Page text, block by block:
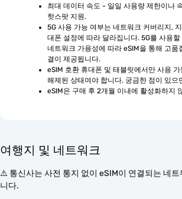
최대 데이터 속도 - 일일 사용량 제한이나
핫스팟 지원.
5G 사용 가능 여부는 네트워크 커버리지,
대폰 설정에 따라 달라집니다. 5G를 사용
네트워크 가용성에 따라 eSIM을 통해 고품
결이 제공됩니다.
eSIM 호환 휴대폰 및 태블릿에서만 사용 가
해제된 상태여야 합니다. 궁금한 점이 있으
eSIM은 구매 후 2개월 이내에 활성화하지
여행지 및 네트워크
⚠️ 통신사는 사전 통지 없이 eSIM이 연결되는 네
니다.